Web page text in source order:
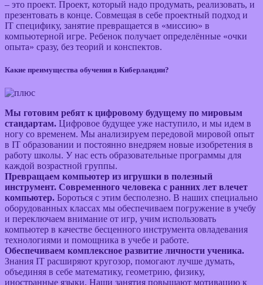
– это проект. Проект, который надо продумать, реализовать, и
презентовать в конце. Совмещая в себе проектный подход и
IТ специфику, занятие превращается в «миссию» в
компьютерной игре. Ребенок получает определённые «очки
опыта» сразу, без теорий и конспектов.
Какие преимущества обучения в Киберландии?
Мы готовим ребят к цифровому будущему по мировым
стандартам. Цифровое будущее уже наступило, и мы идем в
ногу со временем. Мы анализируем передовой мировой опыт
в IT образовании и постоянно внедряем новые изобретения в
работу школы. У нас есть образовательные программы для
каждой возрастной группы.
Превращаем компьютер из игрушки в полезный
инструмент. Современного человека с ранних лет влечет
компьютер. Бороться с этим бесполезно. В наших специально
оборудованных классах мы обеспечиваем погружение в учебу
и переключаем внимание от игр, учим использовать
компьютер в качестве бесценного инструмента овладевания
технологиями и помощника в учебе и работе.
Обеспечиваем комплексное развитие личности ученика.
Знания IT расширяют кругозор, помогают лучше думать,
объединяя в себе математику, геометрию, физику,
иностранные языки. Наши занятия повышают мотивацию к